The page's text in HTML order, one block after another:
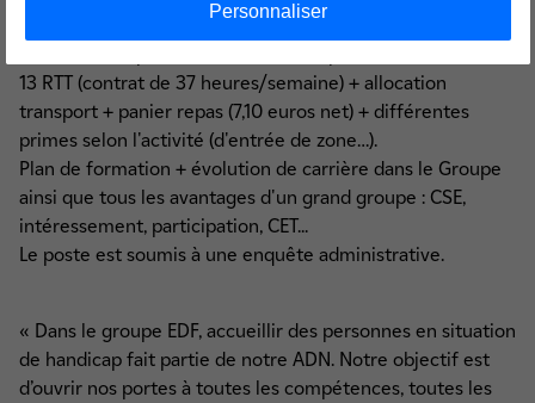
DALKIA EN au quotidien :
13 RTT (contrat de 37 heures/semaine) + allocation
transport + panier repas (7,10 euros net) + différentes
primes selon l'activité (d'entrée de zone…).
Plan de formation + évolution de carrière dans le Groupe
ainsi que tous les avantages d'un grand groupe : CSE,
intéressement, participation, CET...
Le poste est soumis à une enquête administrative.
« Dans le groupe EDF, accueillir des personnes en situation
de handicap fait partie de notre ADN. Notre objectif est
d’ouvrir nos portes à toutes les compétences, toutes les
Personnaliser